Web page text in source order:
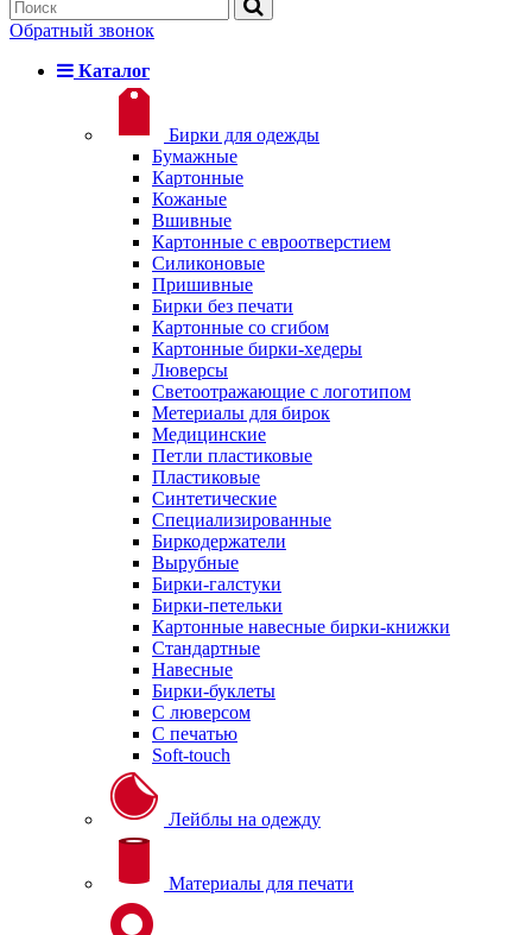
Обратный звонок
Каталог
Бирки для одежды
Бумажные
Картонные
Кожаные
Вшивные
Картонные с евроотверстием
Силиконовые
Пришивные
Бирки без печати
Картонные со сгибом
Картонные бирки-хедеры
Люверсы
Светоотражающие с логотипом
Метериалы для бирок
Медицинские
Петли пластиковые
Пластиковые
Синтетические
Специализированные
Биркодержатели
Вырубные
Бирки-галстуки
Бирки-петельки
Картонные навесные бирки-книжки
Стандартные
Навесные
Бирки-буклеты
С люверсом
С печатью
Soft-touch
Лейблы на одежду
Материалы для печати